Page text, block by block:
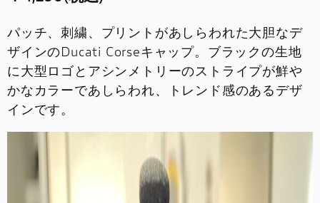
パッチ、刺繍、プリントがあしらわれた大胆なデ
ザインのDucati Corseキャップ。ブラックの生地
に大型ロゴとアシンメトリーのストライプが鮮や
かなカラーであしらわれ、トレンド感のあるデザ
インです。